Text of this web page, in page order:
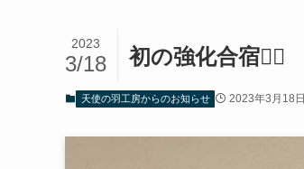
初の強化合宿✊🏻
2023
3/18
天使の羽工房からのお知らせ 2023年3月18日